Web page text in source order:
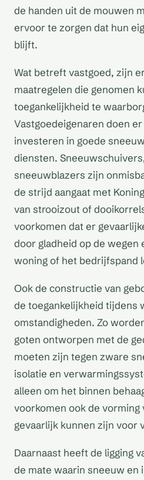
de handen uit de mouwen
ervoor te zorgen dat hun
blijft.
Wat betreft vastgoed, zijn
maatregelen die genomen
toegankelijkheid te
Vastgoedeigenaren doen
investeren in goede
diensten.
sneeuwblazers zijn
de strijd aangaat met
van strooizout of
voorkomen dat er
door gladheid op de wegen
woning of het bedrijfspand
Ook de constructie van
de toegankelijkheid tijdens
omstandigheden. Zo
goten ontworpen met de
moeten zijn tegen zware
isolatie en
alleen om het binnen
voorkomen ook de vorming
gevaarlijk kunnen zijn voor
Daarnaast heeft de ligging
de mate waarin sneeuw en